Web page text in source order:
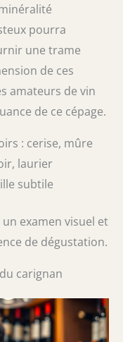
pourra
une trame
de ces
amateurs de vin
de ce cépage.
: cerise, mûre
laurier
subtile
examen visuel et
de dégustation.
carignan